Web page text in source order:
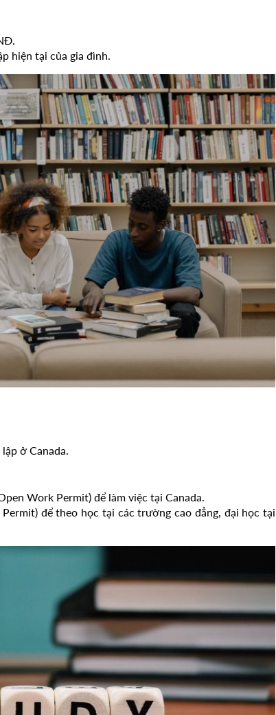
hiện tại của gia đình.
ở Canada.
Work Permit) để làm việc tại Canada.
để theo học tại các trường cao đẳng, đại học tại